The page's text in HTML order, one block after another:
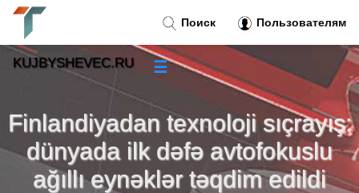
Finlandiyadan texnoloji sıçrayış:
dünyada ilk dəfə avtofokuslu
ağıllı eynəklər təqdim edildi
Поиск Пользователям
KUJBYSHEVEC.RU ☰
Новости»
Тренды новостей »
Рубрики»